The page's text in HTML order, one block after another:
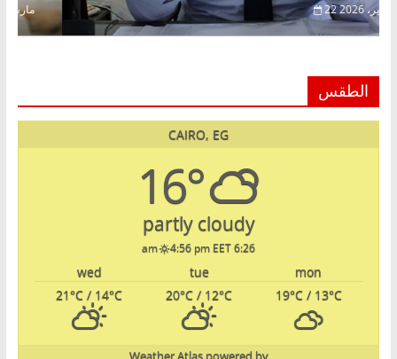
22 فبراير، 2026
الطقس
CAIRO, EG
16°
partly cloudy
6:26 am
4:56 pm EET
mon
tue
wed
19°C/ 13°C
20°C / 12°C
21°C / 14°C
powered by
Weather Atlas